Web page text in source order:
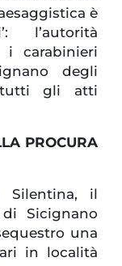
è
l’autorità
i carabinieri
degli
tutti gli atti
PROCURA
Silentina, il
Sicignano
una
in località